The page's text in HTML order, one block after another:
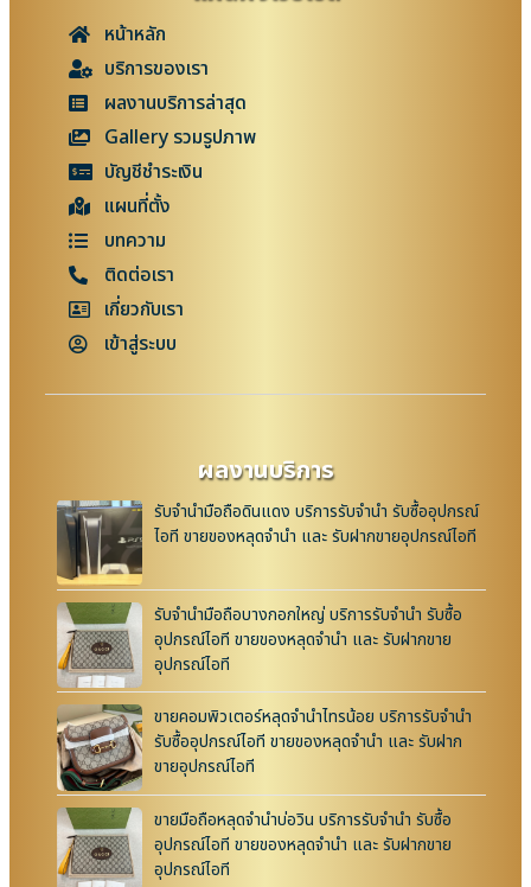
หน้าหลัก
บริการของเรา
ผลงานบริการล่าสุด
Gallery รวมรูปภาพ
บัญชีชำระเงิน
แผนที่ตั้ง
บทความ
ติดต่อเรา
เกี่ยวกับเรา
เข้าสู่ระบบ
ผลงานบริการ
รับจำนำมือถือดินแดง บริการรับจำนำ รับซื้ออุปกรณ์
ไอที ขายของหลุดจำนำ และ รับฝากขายอุปกรณ์ไอที
รับจำนำมือถือบางกอกใหญ่ บริการรับจำนำ รับซื้อ
อุปกรณ์ไอที ขายของหลุดจำนำ และ รับฝากขาย
อุปกรณ์ไอที
ขายคอมพิวเตอร์หลุดจำนำไทรน้อย บริการรับจำนำ
รับซื้ออุปกรณ์ไอที ขายของหลุดจำนำ และ รับฝาก
ขายอุปกรณ์ไอที
ขายมือถือหลุดจำนำบ่อวิน บริการรับจำนำ รับซื้อ
อุปกรณ์ไอที ขายของหลุดจำนำ และ รับฝากขาย
อุปกรณ์ไอที